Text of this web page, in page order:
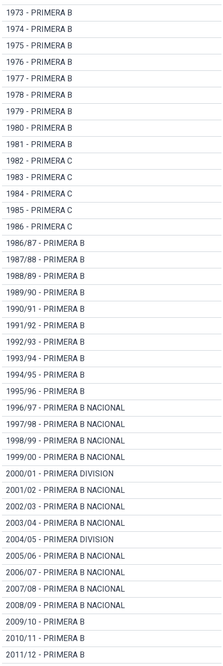
1973 - PRIMERA B
1974 - PRIMERA B
1975 - PRIMERA B
1976 - PRIMERA B
1977 - PRIMERA B
1978 - PRIMERA B
1979 - PRIMERA B
1980 - PRIMERA B
1981 - PRIMERA B
1982 - PRIMERA C
1983 - PRIMERA C
1984 - PRIMERA C
1985 - PRIMERA C
1986 - PRIMERA C
1986/87 - PRIMERA B
1987/88 - PRIMERA B
1988/89 - PRIMERA B
1989/90 - PRIMERA B
1990/91 - PRIMERA B
1991/92 - PRIMERA B
1992/93 - PRIMERA B
1993/94 - PRIMERA B
1994/95 - PRIMERA B
1995/96 - PRIMERA B
1996/97 - PRIMERA B NACIONAL
1997/98 - PRIMERA B NACIONAL
1998/99 - PRIMERA B NACIONAL
1999/00 - PRIMERA B NACIONAL
2000/01 - PRIMERA DIVISION
2001/02 - PRIMERA B NACIONAL
2002/03 - PRIMERA B NACIONAL
2003/04 - PRIMERA B NACIONAL
2004/05 - PRIMERA DIVISION
2005/06 - PRIMERA B NACIONAL
2006/07 - PRIMERA B NACIONAL
2007/08 - PRIMERA B NACIONAL
2008/09 - PRIMERA B NACIONAL
2009/10 - PRIMERA B
2010/11 - PRIMERA B
2011/12 - PRIMERA B